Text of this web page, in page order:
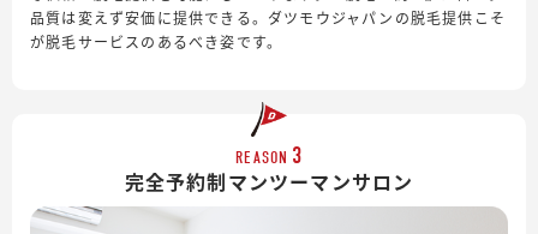
品質は変えず安価に提供できる。ダツモウジャパンの脱毛提供こそ
が脱毛サービスのあるべき姿です。
REASON 3
完全予約制マンツーマンサロン